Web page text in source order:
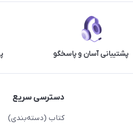
پشتیبانی آسان و پاسخگو
دسترسی سریع
کتاب (دسته‌بندی)